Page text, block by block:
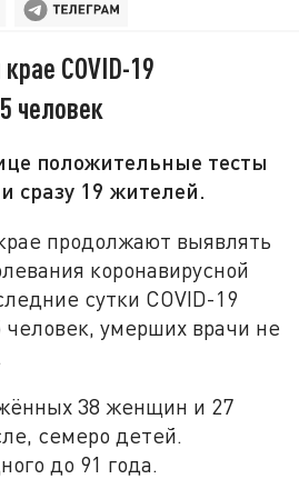
COVID-19
человек
положительные тесты
сразу 19 жителей.
продолжают выявлять
коронавирусной
сутки COVID-19
человек, умерших врачи не
38 женщин и 27
семеро детей.
до 91 года.